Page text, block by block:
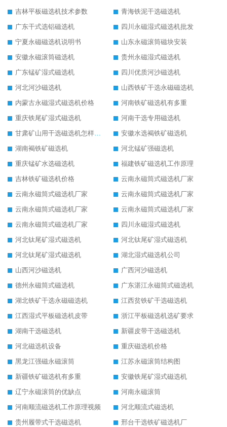
吉林平板磁选机技术参数
青海铁泥干选磁选机
广东干式选铝磁选机
四川永磁湿式磁选机批发
宁夏永磁磁选机说明书
山东永磁滚筒磁块安装
安徽永磁滚筒磁选机
贵州永磁湿式磁选机
广东锰矿湿式磁选机
四川优质河沙磁选机
河北河沙磁选机
山西铁矿干选永磁磁选机
内蒙古永磁湿式磁选机价格
河南铁矿磁选机有多重
重庆铁尾矿湿式磁选机
河南干选专用磁选机
甘肃矿山用干选磁选机怎样调磁
安徽水选褐铁矿磁选机
湖南褐铁矿磁选机
河北锰矿强磁选机
重庆锰矿水选磁选机
福建铁矿磁选机工作原理
吉林铁矿磁选机价格
云南永磁筒式磁选机厂家
云南永磁筒式磁选机厂家
云南永磁筒式磁选机厂家
云南永磁筒式磁选机厂家
云南永磁筒式磁选机厂家
云南永磁筒式磁选机厂家
四川永磁湿式磁选机
河北钛尾矿湿式磁选机
河北钛尾矿湿式磁选机
河北钛尾矿湿式磁选机
湖北湿式磁选机公司
山西河沙磁选机
广西河沙磁选机
德州永磁筒式磁选机
广东湛江永磁筒式磁选机
湖北铁矿干选永磁磁选机
江西贫铁矿干选磁选机
江西湿式平板磁选机皮带
浙江平板磁选机选矿要求
湖南干选磁选机
新疆皮带干选磁选机
河北磁选机设备
重庆磁选机价格
黑龙江强磁永磁滚筒
江苏永磁滚筒结构图
新疆铁矿磁选机有多重
安徽铁尾矿湿式磁选机
辽宁永磁滚筒的优缺点
河南永磁滚筒
河南顺流磁选机工作原理视频
河北顺流式磁选机
贵州履带式干选磁选机
邢台干选铁矿磁选机厂